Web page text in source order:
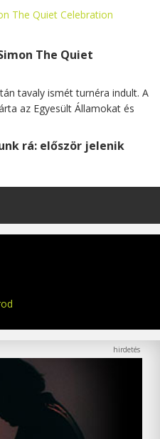
The Quiet
tavaly ismét turnéra indult. A
az Egyesült Államokat és
rá: először jelenik